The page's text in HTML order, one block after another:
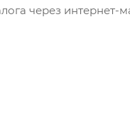
через интернет-